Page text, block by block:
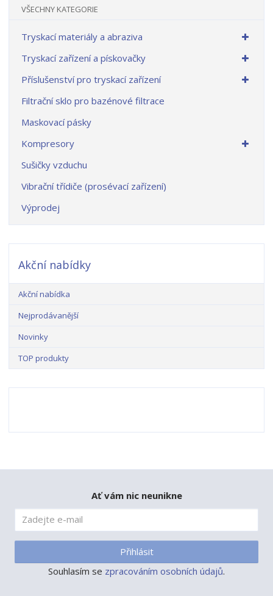
VŠECHNY KATEGORIE
Tryskací materiály a abraziva
Tryskací zařízení a pískovačky
Příslušenství pro tryskací zařízení
Filtrační sklo pro bazénové filtrace
Maskovací pásky
Kompresory
Sušičky vzduchu
Vibrační třídiče (prosévací zařízení)
Výprodej
Akční nabídky
Akční nabídka
Nejprodávanější
Novinky
TOP produkty
Ať vám nic neunikne
Přihlásit
Souhlasím se zpracováním osobních údajů.